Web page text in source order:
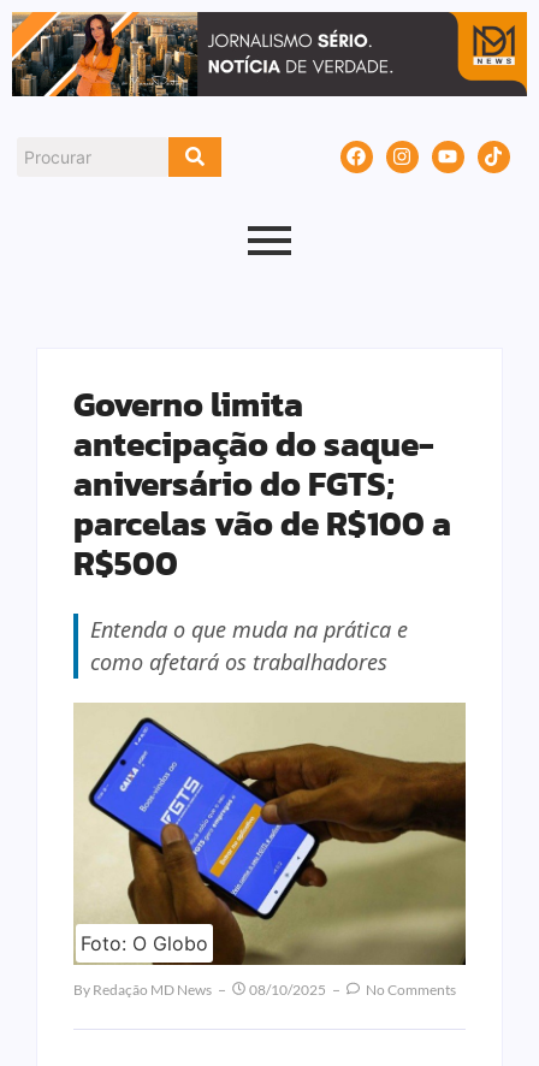
Governo limita
antecipação do saque-
aniversário do FGTS;
parcelas vão de R$100 a
R$500
Entenda o que muda na prática e
como afetará os trabalhadores
Foto: O Globo
By Redação MD News 08/10/2025 No Comments